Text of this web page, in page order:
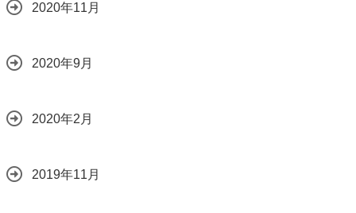
2020年11月
2020年9月
2020年2月
2019年11月